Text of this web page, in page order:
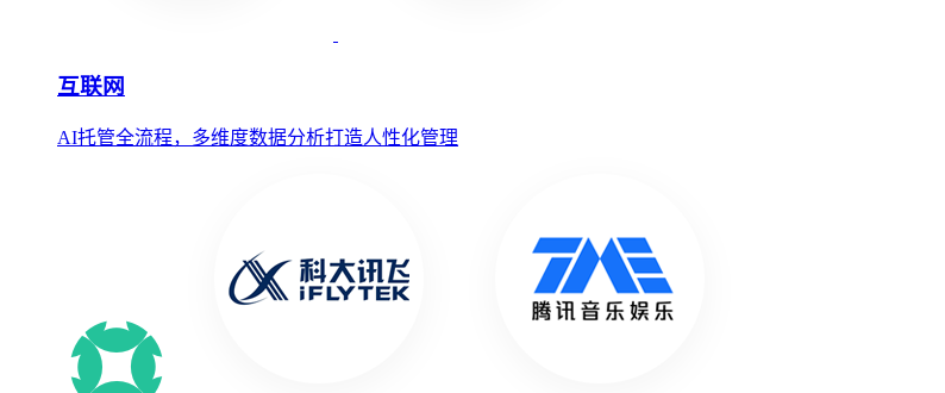
互联网
AI托管全流程，多维度数据分析打造人性化管理